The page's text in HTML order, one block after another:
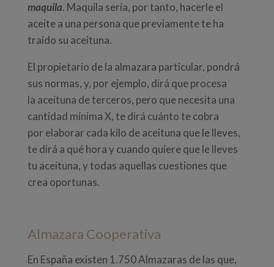
maquila. Maquila sería, por tanto, hacerle el
aceite a una persona que previamente te ha
traído su aceituna.
El propietario de la almazara particular, pondrá
sus normas, y, por ejemplo, dirá que procesa
la aceituna de terceros, pero que necesita una
cantidad mínima X, te dirá cuánto te cobra
por elaborar cada kilo de aceituna que le lleves,
te dirá a qué hora y cuando quiere que le lleves
tu aceituna, y todas aquellas cuestiones que
crea oportunas.
Almazara Cooperativa
En España existen 1.750 Almazaras de las que,